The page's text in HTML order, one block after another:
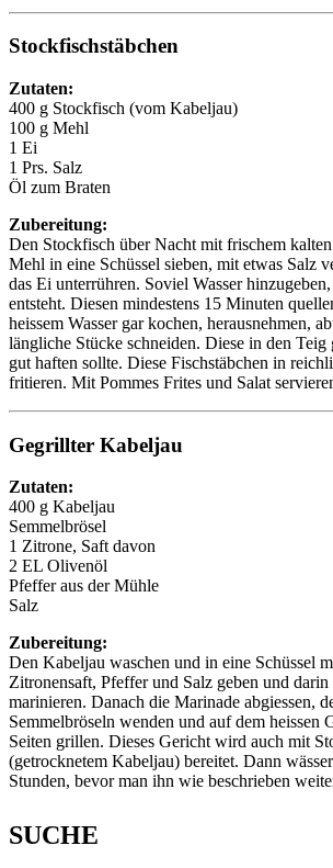
Stockfischstäbchen
Zutaten:
400 g Stockfisch (vom Kabeljau)
100 g Mehl
1 Ei
1 Prs. Salz
Öl zum Braten
Zubereitung:
Den Stockfisch über Nacht mit frischem
Mehl in eine Schüssel sieben, mit etwas Salz
das Ei unterrühren. Soviel Wasser
entsteht. Diesen mindestens 15 Minuten
heissem Wasser gar kochen, herausnehmen,
längliche Stücke schneiden. Diese in den Teig
gut haften sollte. Diese Fischstäbchen in
fritieren. Mit Pommes Frites und Salat
Gegrillter Kabeljau
Zutaten:
400 g Kabeljau
Semmelbrösel
1 Zitrone, Saft davon
2 EL Olivenöl
Pfeffer aus der Mühle
Salz
Zubereitung:
Den Kabeljau waschen und in eine Schüssel
Zitronensaft, Pfeffer und Salz geben und darin
marinieren. Danach die Marinade abgiessen,
Semmelbröseln wenden und auf dem heissen
Seiten grillen. Dieses Gericht wird auch mit
(getrocknetem Kabeljau) bereitet. Dann
Stunden, bevor man ihn wie beschrieben
SUCHE